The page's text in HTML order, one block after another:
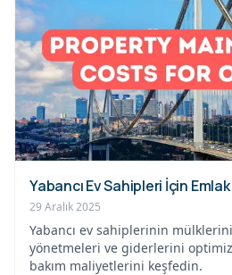
Yabancı Ev Sahipleri İçin
29 Aralık 2025
Yabancı ev sahiplerinin
yönetmeleri ve giderlerini
bakım maliyetlerini keşfedin.